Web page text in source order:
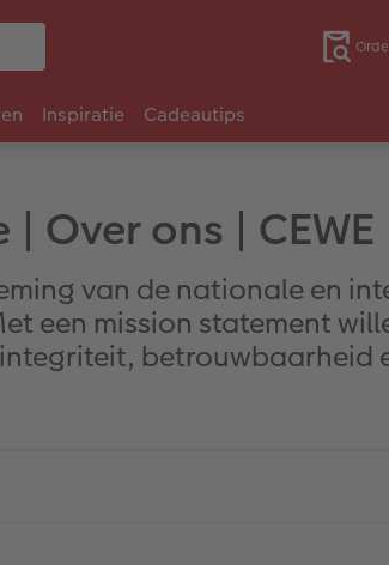
Inspiratie Cadeautips
Over ons | CEWE
van de nationale en
een mission statement
betrouwbaarheid